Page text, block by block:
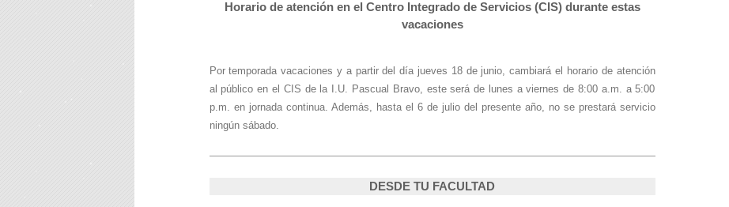
Horario de atención en el Centro Integrado de Servicios (CIS) durante estas
vacaciones
Por temporada vacaciones y a partir del día jueves 18 de junio, cambiará el horario de atención
al público en el CIS de la I.U. Pascual Bravo, este será de lunes a viernes de 8:00 a.m. a 5:00
p.m. en jornada continua. Además, hasta el 6 de julio del presente año, no se prestará servicio
ningún sábado.
DESDE TU FACULTAD